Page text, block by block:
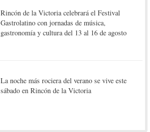
Rincón de la Victoria celebrará el Festival
Gastrolatino con jornadas de música,
gastronomía y cultura del 13 al 16 de agosto
La noche más rociera del verano se vive este
sábado en Rincón de la Victoria